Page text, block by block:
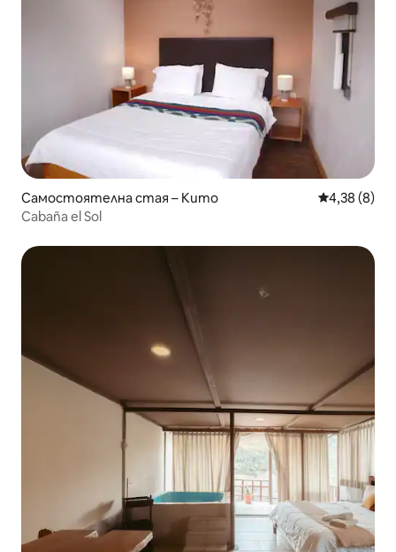
Самостоятелна стая – Кито Средна
4,38 (8)
Cabaña el Sol